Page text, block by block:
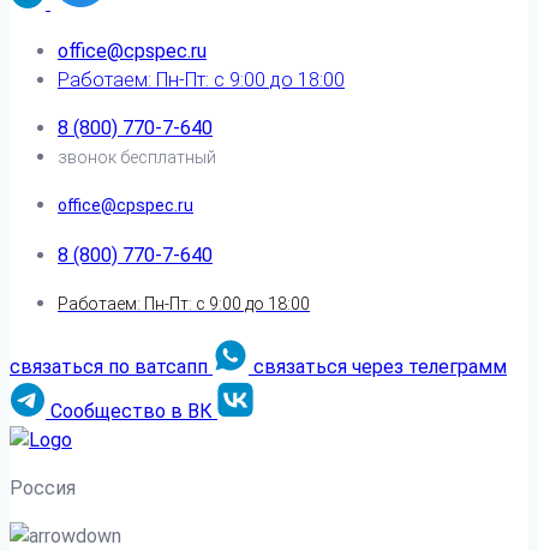
office@cpspec.ru
Работаем: Пн-Пт: с 9:00 до 18:00
8 (800) 770-7-640
звонок бесплатный
office@cpspec.ru
8 (800) 770-7-640
Работаем: Пн-Пт: с 9:00 до 18:00
связаться по ватсапп
связаться через телеграмм
Сообщество в ВК
Россия